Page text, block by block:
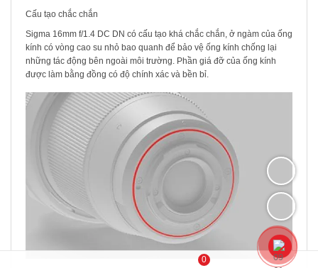
Cấu tạo chắc chắn
Sigma 16mm f/1.4 DC DN có cấu tạo khá chắc chắn, ở ngàm của ống
kính có vòng cao su nhỏ bao quanh để bảo vệ ống kính chống lại
những tác động bên ngoài môi trường. Phần giá đỡ của ống kính
được làm bằng đồng có độ chính xác và bền bỉ.
0